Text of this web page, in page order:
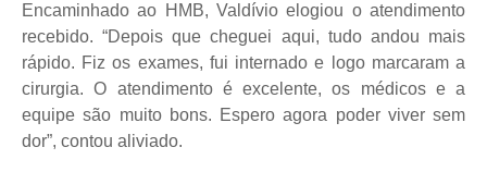
Encaminhado ao HMB, Valdívio elogiou o atendimento
recebido. “Depois que cheguei aqui, tudo andou mais
rápido. Fiz os exames, fui internado e logo marcaram a
cirurgia. O atendimento é excelente, os médicos e a
equipe são muito bons. Espero agora poder viver sem
dor”, contou aliviado.